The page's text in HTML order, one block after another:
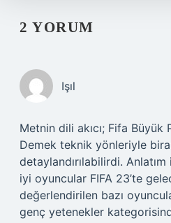
2 YORUM
Işıl
Metnin dili akıcı; Fifa Büyük
Demek teknik yönleriyle
detaylandırılabilirdi.
iyi oyuncular FIFA 23’te
değerlendirilen bazı
genç yetenekler